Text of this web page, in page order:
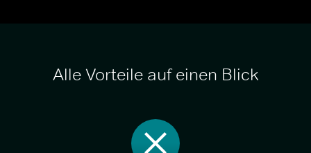
Alle Vorteile auf einen Blick